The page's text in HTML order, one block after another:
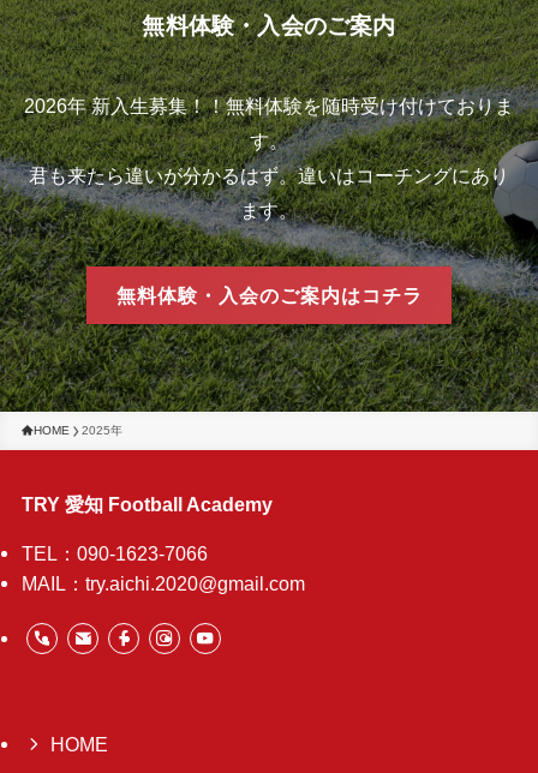
無料体験・入会のご案内
2026年 新入生募集！！無料体験を随時受け付けておりま
す。
君も来たら違いが分かるはず。違いはコーチングにあり
ます。
無料体験・入会のご案内はコチラ
HOME 2025年
TRY 愛知 Football Academy
TEL：090-1623-7066
MAIL：try.aichi.2020@gmail.com
HOME